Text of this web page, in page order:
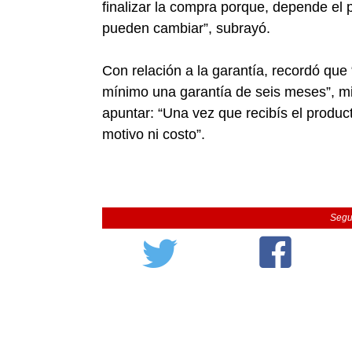
finalizar la compra porque, depende el
pueden cambiar”, subrayó.
Con relación a la garantía, recordó
mínimo una garantía de seis meses”,
apuntar: “Una vez que recibís el
motivo ni costo”.